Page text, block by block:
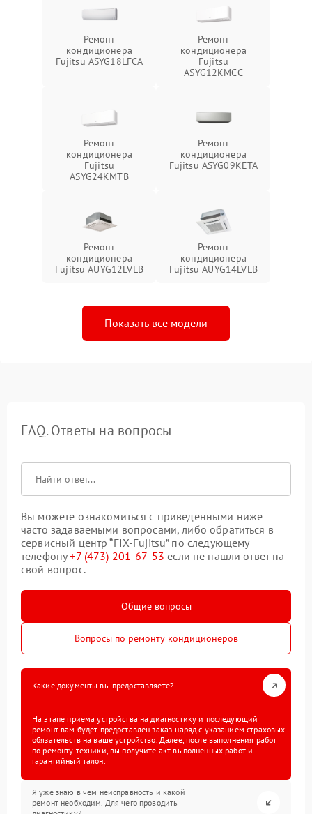
Ремонт
кондиционера
Fujitsu ASYG18LFCA
Ремонт
кондиционера
Fujitsu
ASYG12KMCC
Ремонт
кондиционера
Fujitsu
ASYG24KMTB
Ремонт
кондиционера
Fujitsu ASYG09KETA
Ремонт
кондиционера
Fujitsu AUYG12LVLB
Ремонт
кондиционера
Fujitsu AUYG14LVLB
Показать все модели
FAQ. Ответы на вопросы
Вы можете ознакомиться с приведенными ниже
часто задаваемыми вопросами, либо обратиться в
сервисный центр “FIX-Fujitsu” по следующему
телефону+7 (473) 201-67-53 если не нашли ответ на
свой вопрос.
Общие вопросы
Вопросы по ремонту кондиционеров
Какие документы вы предоставляете?
На этапе приема устройства на диагностику и последующий
ремонт вам будет предоставлен заказ-наряд с указанием страховых
обязательств на ваше устройство. Далее, после выполнения работ
по ремонту техники, вы получите акт выполненных работ и
гарантийный талон.
Я уже знаю в чем неисправность и какой
ремонт необходим. Для чего проводить